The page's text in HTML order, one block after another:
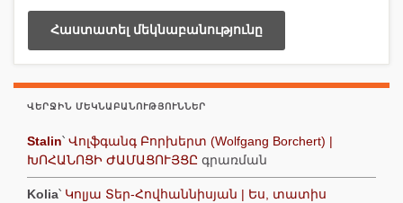
ՎԵՐՋԻՆ ՄԵԿՆԱԲԱՆՈՒԹՅՈՒՆՆԵՐ
Stalin՝ Վոլֆգանգ Բորխերտ (Wolfgang Borchert) |
ԽՈՀԱՆՈՑԻ ԺԱՄԱՑՈՒՅՑԸ գրառման
Kolia՝ Կոլյա Տեր-Հովհաննիսյան | Ես, տատիս